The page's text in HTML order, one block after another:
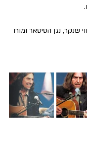
שנקר, נגן הסיטאר ומורו